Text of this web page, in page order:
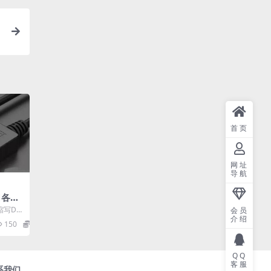
有
写D
150
首页
网址
导航
会员
介绍
QQ
客服